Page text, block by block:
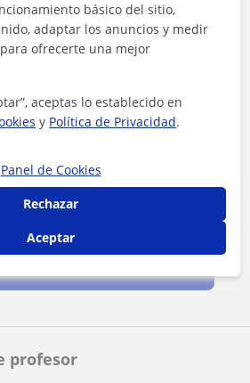
profesor
aviso legal
básico del sitio,
adaptar los anuncios y medir
ofrecerte una mejor
aceptas lo establecido en
y Política de Privacidad.
Panel de Cookies
Rechazar
Aceptar